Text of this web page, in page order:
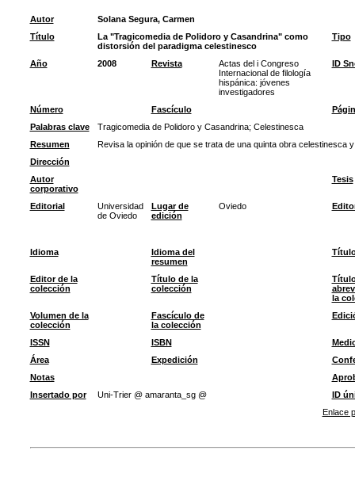
Autor
Solana Segura, Carmen
Título
La "Tragicomedia de Polidoro y Casandrina" como
distorsión del paradigma celestinesco
Tipo
Año 2008 Revista
Actas del i Congreso
Internacional de filología
hispánica: jóvenes
investigadores
ID
Número Fascículo
Palabras clave
Tragicomedia de Polidoro y Casandrina; Celestinesca
Resumen
Revisa la opinión de que se trata de una quinta obra celestinesca
Dirección
Autor
corporativo
Tesis
Editorial
Universidad
de Oviedo
Lugar de
edición
Oviedo
Idioma
Idioma del
resumen
Editor de la
colección
Título de la
colección
la
Volumen de la
colección
Fascículo de
la colección
ISSN ISBN
Área
Expedición
Notas
Insertado por
Uni-Trier @ amaranta_sg @
ID
Enlace